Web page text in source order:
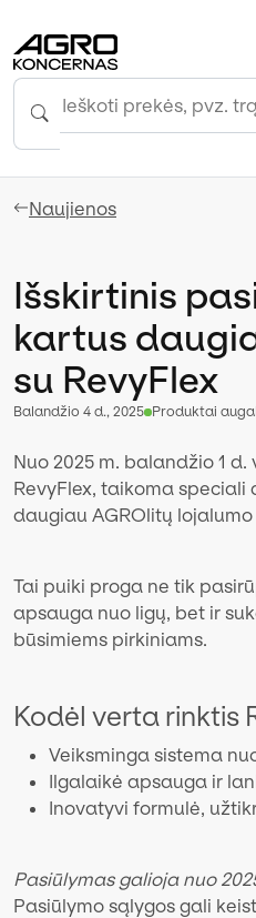
Naujienos
Išskirtinis
kartus
su RevyFlex
balandžio 4 d., 2025 Produktai
Nuo 2025 m. balandžio 1
RevyFlex, taikoma speciali
daugiau AGROlitų
Tai puiki proga ne tik
apsauga nuo ligų, bet ir
būsimiems pirkiniams.
Kodėl verta rinktis
Veiksminga sistema
Ilgalaikė apsauga ir
Inovatyvi formulė,
Pasiūlymas galioja nuo
Pasiūlymo sąlygos gali